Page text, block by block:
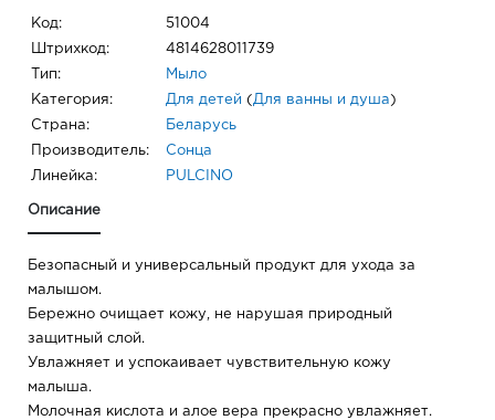
Код: 51004
Штрихкод: 4814628011739
Тип: Мыло
Категория: Для детей ( Для ванны и душа )
Страна: Беларусь
Производитель: Сонца
Линейка: PULCINO
Описание
Безопасный и универсальный продукт для ухода за
малышом.
Бережно очищает кожу, не нарушая природный
защитный слой.
Увлажняет и успокаивает чувствительную кожу
малыша.
Молочная кислота и алое вера прекрасно увлажняет.